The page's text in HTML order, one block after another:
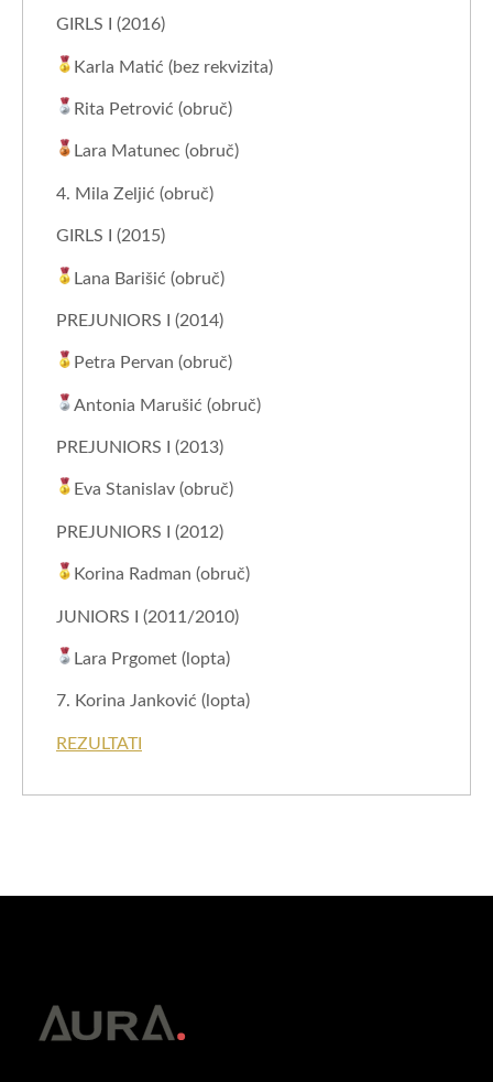
GIRLS I (2016)
Karla Matić (bez rekvizita)
Rita Petrović (obruč)
Lara Matunec (obruč)
4. Mila Zeljić (obruč)
GIRLS I (2015)
Lana Barišić (obruč)
PREJUNIORS I (2014)
Petra Pervan (obruč)
Antonia Marušić (obruč)
PREJUNIORS I (2013)
Eva Stanislav (obruč)
PREJUNIORS I (2012)
Korina Radman (obruč)
JUNIORS I (2011/2010)
Lara Prgomet (lopta)
7. Korina Janković (lopta)
REZULTATI